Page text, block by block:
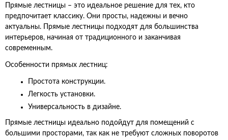
Прямые лестницы – это идеальное решение для тех, кто
предпочитает классику. Они просты, надежны и вечно
актуальны. Прямые лестницы подходят для большинства
интерьеров, начиная от традиционного и заканчивая
современным.
Особенности прямых лестниц:
Простота конструкции.
Легкость установки.
Универсальность в дизайне.
Прямые лестницы идеально подойдут для помещений с
большими просторами, так как не требуют сложных поворотов